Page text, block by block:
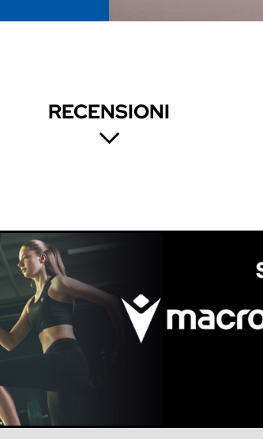
RECENSIONI